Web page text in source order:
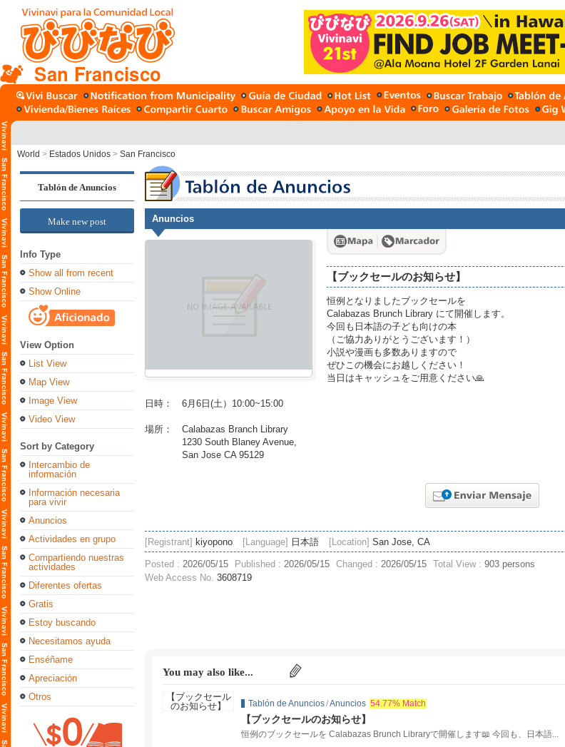
San Francisco
World > Estados Unidos > San Francisco
Tablón de Anuncios
Make new post
Info Type
Show all from recent
Show Online
View Option
List View
Map View
Image View
Video View
Sort by Category
Intercambio de
información
Información necesaria
para vivir
Anuncios
Actividades en grupo
Compartiendo nuestras
actividades
Diferentes ofertas
Gratis
Estoy buscando
Necesitamos ayuda
Enséñame
Apreciación
Otros
Anuncios
【ブックセールのお知らせ】
恒例となりましたブックセールを
Calabazas Brunch Library にて開催します。
今回も日本語の子ども向けの本
（ご協力ありがとうございます！）
小説や漫画も多数ありますので
ぜひこの機会にお越しください！
当日はキャッシュをご用意ください🙏
日時： 6月6日(土）10:00~15:00
場所： Calabazas Branch Library
1230 South Blaney Avenue,
San Jose CA 95129
[Registrant] kiyopono [Language] 日本語 [Location] San Jose, CA
Posted : 2026/05/15 Published : 2026/05/15 Changed : 2026/05/15 Total View : 903 persons
Web Access No. 3608719
You may also like...
Tablón de Anuncios/Anuncios 54.77% Match
【ブックセールのお知らせ】
恒例のブックセールを Calabazas Brunch Libraryで開催します📖 今回も、日本語...